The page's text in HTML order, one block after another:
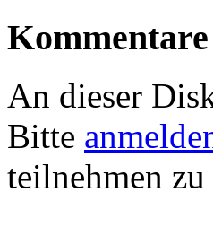
Kommentare
An dieser
Bitte
teilnehmen